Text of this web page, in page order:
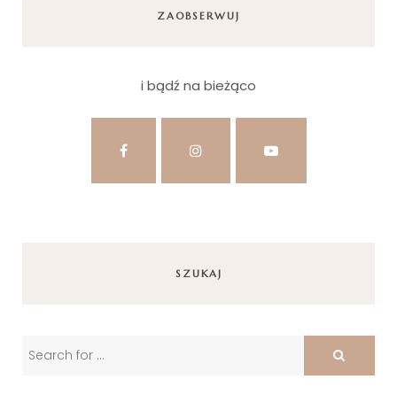
ZAOBSERWUJ
i bądź na bieżąco
SZUKAJ